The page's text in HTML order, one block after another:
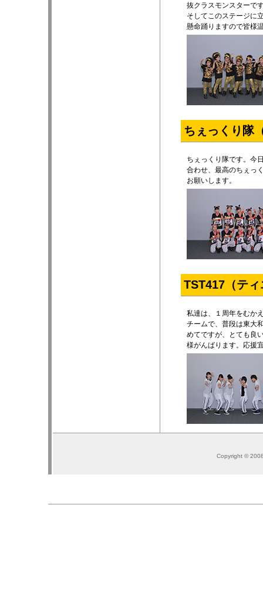
抜クラスモンスターで
そしてこのステージに
懸命踊りますので皆様
ちぇっくり隊
ちぇっくり隊です。今
合わせ、最高のちぇっ
お願いします。
TST417（テ
私達は、１周年をむか
チームで、普段は東大
めてですが、とても良
様がんばります。応援
Copyright ©